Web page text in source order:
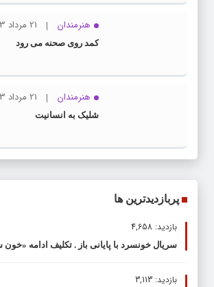
هنرمندان 21 مرداد 1403
کمد روی صحنه می رود
هنرمندان 21 مرداد 1403
شلیک به انسانیت
پربازدیدترین ها
بازدید: 4,658
سریال خونسرد با پایانی باز . تکلیف ادامه
بازدید: 3,113